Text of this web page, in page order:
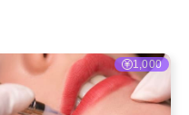
1,000